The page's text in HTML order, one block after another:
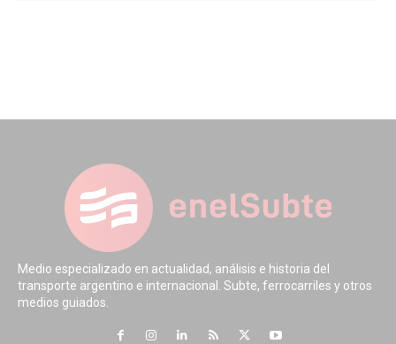
Medio especializado en actualidad, análisis e historia del
transporte argentino e internacional. Subte, ferrocarriles y otros
medios guiados.